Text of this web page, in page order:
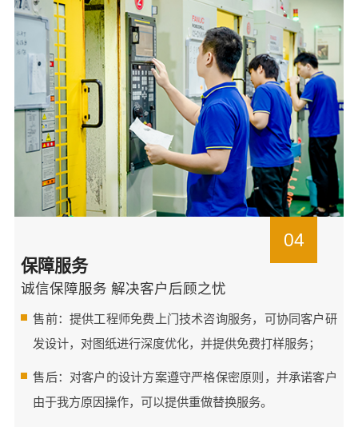
04
保障服务
诚信保障服务 解决客户后顾之忧
售前：提供工程师免费上门技术咨询服务，可协同客户研
发设计，对图纸进行深度优化，并提供免费打样服务；
售后：对客户的设计方案遵守严格保密原则，并承诺客户
由于我方原因操作，可以提供重做替换服务。